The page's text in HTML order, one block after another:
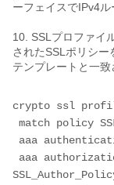
ーフェイスでIPv4ル
10. SSLプロファイ
されたSSLポリシ
テンプレートと一致
crypto ssl
match policy
aaa